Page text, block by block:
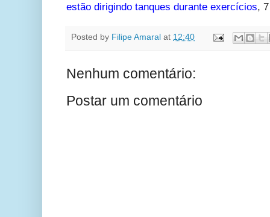
estão dirigindo tanques durante exercícios,
Posted by Filipe Amaral at 12:40
Nenhum comentário:
Postar um comentário